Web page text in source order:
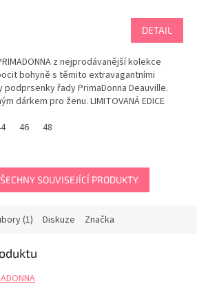
DETAIL
z nejprodávanější kolekce
bohyně s těmito extravagantními
řady PrimaDonna Deauville.
dárkem pro ženu. LIMITOVANÁ EDICE
46 48
SOUVISEJÍCÍ PRODUKTY
(1) Diskuze Značka